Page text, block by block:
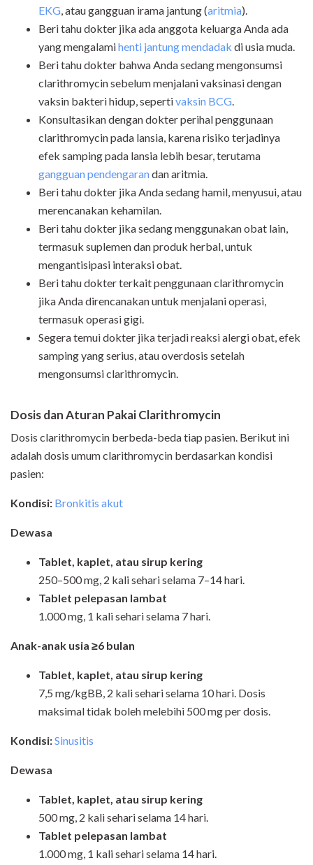
EKG, atau gangguan irama jantung (aritmia).
Beri tahu dokter jika ada anggota keluarga Anda ada
yang mengalamihenti jantung mendadak di usia muda.
Beri tahu dokter bahwa Anda sedang mengonsumsi
clarithromycin sebelum menjalani vaksinasi dengan
vaksin bakteri hidup, sepertivaksin BCG.
Konsultasikan dengan dokter perihal penggunaan
clarithromycin pada lansia, karena risiko terjadinya
efek samping pada lansia lebih besar, terutama
gangguan pendengarandan aritmia.
Beri tahu dokter jika Anda sedang hamil, menyusui, atau
merencanakan kehamilan.
Beri tahu dokter jika sedang menggunakan obat lain,
termasuk suplemen dan produk herbal, untuk
mengantisipasi interaksi obat.
Beri tahu dokter terkait penggunaan clarithromycin
jika Anda direncanakan untuk menjalani operasi,
termasuk operasi gigi.
Segera temui dokter jika terjadi reaksi alergi obat, efek
samping yang serius, atau overdosis setelah
mengonsumsi clarithromycin.
Dosis dan Aturan Pakai Clarithromycin
Dosis clarithromycin berbeda-beda tiap pasien. Berikut ini
adalah dosis umum clarithromycin berdasarkan kondisi
pasien:
Kondisi: Bronkitis akut
Dewasa
Tablet, kaplet, atau sirup kering
250–500 mg, 2 kali sehari selama 7–14 hari.
Tablet pelepasan lambat
1.000 mg, 1 kali sehari selama 7 hari.
Anak-anak usia ≥6 bulan
Tablet, kaplet, atau sirup kering
7,5 mg/kgBB, 2 kali sehari selama 10 hari. Dosis
maksimal tidak boleh melebihi 500 mg per dosis.
Kondisi:Sinusitis
Dewasa
Tablet, kaplet, atau sirup kering
500 mg, 2 kali sehari selama 14 hari.
Tablet pelepasan lambat
1.000 mg, 1 kali sehari selama 14 hari.